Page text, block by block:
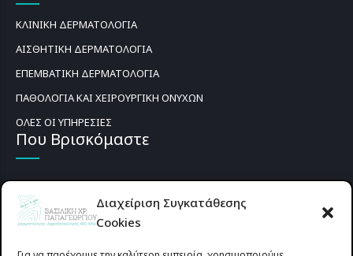
Διαχείριση Συγκατάθεσης
Cookies
ΚΛΙΝΙΚΗ ΔΕΡΜΑΤΟΛΟΓΙΑ
ΑΙΣΘΗΤΙΚΗ ΔΕΡΜΑΤΟΛΟΓΙΑ
ΕΠΕΜΒΑΤΙΚΗ ΔΕΡΜΑΤΟΛΟΓΙΑ
ΠΑΘΟΛΟΓΙΑ ΚΑΙ ΧΕΙΡΟΥΡΓΙΚΗ ΟΝΥΧΩΝ
ΟΛΕΣ ΟΙ ΥΠΗΡΕΣΙΕΣ
Που Βρισκόμαστε